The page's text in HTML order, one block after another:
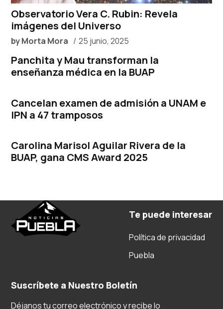
Observatorio Vera C. Rubin: Revela
imágenes del Universo
byMorta Mora 25 junio, 2025
Panchita y Mau transforman la
enseñanza médica en la BUAP
Cancelan examen de admisión a UNAM e
IPN a 47 tramposos
Carolina Marisol Aguilar Rivera de la
BUAP, gana CMS Award 2025
Te puede interesar
Política de privacidad
Puebla
Suscríbete a Nuestro Boletín
Déjanos tu correo electrónico y recibe lo